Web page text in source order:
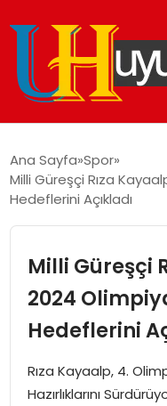
EKONOMI
SPOR
TEKNOLOJI
Ana Sayfa Spor
Milli Güreşçi Rıza
Hedeflerini Açıkladı
Milli Güreşçi
2024
Hedeflerini
Rıza Kayaalp, 4.
Hazırlıklarını